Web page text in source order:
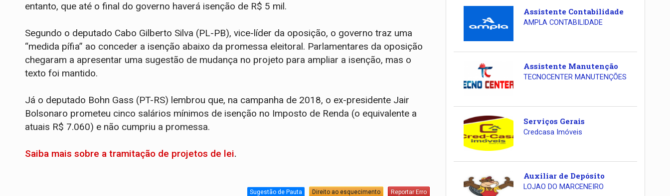
entanto, que até o final do governo haverá isenção de R$ 5 mil.
Segundo o deputado Cabo Gilberto Silva (PL-PB), vice-líder da oposição, o governo traz uma
“medida pífia” ao conceder a isenção abaixo da promessa eleitoral. Parlamentares da oposição
chegaram a apresentar uma sugestão de mudança no projeto para ampliar a isenção, mas o
texto foi mantido.
Já o deputado Bohn Gass (PT-RS) lembrou que, na campanha de 2018, o ex-presidente Jair
Bolsonaro prometeu cinco salários mínimos de isenção no Imposto de Renda (o equivalente a
atuais R$ 7.060) e não cumpriu a promessa.
Saiba mais sobre a tramitação de projetos de lei.
Sugestão de Pauta Direito ao esquecimento Reportar Erro
Assistente Contabilidade
AMPLA CONTABILIDADE
Assistente Manutenção
TECNOCENTER MANUTENÇÕES
Serviços Gerais
Credcasa Imóveis
Auxiliar de Depósito
LOJAO DO MARCENEIRO